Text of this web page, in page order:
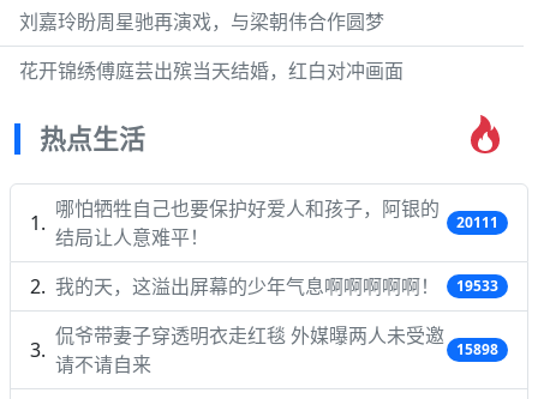
刘嘉玲盼周星驰再演戏，与梁朝伟合作圆梦
花开锦绣傅庭芸出殡当天结婚，红白对冲画面
热点生活
哪怕牺牲自己也要保护好爱人和孩子，阿银的
结局让人意难平！
20111
我的天，这溢出屏幕的少年气息啊啊啊啊啊！ 19533
侃爷带妻子穿透明衣走红毯 外媒曝两人未受邀
请不请自来
15898